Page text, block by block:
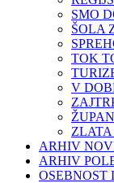
SMO
ŠOLA
TOK
V
ZLATA
ARHIV
ARHIV
OSEBNOST